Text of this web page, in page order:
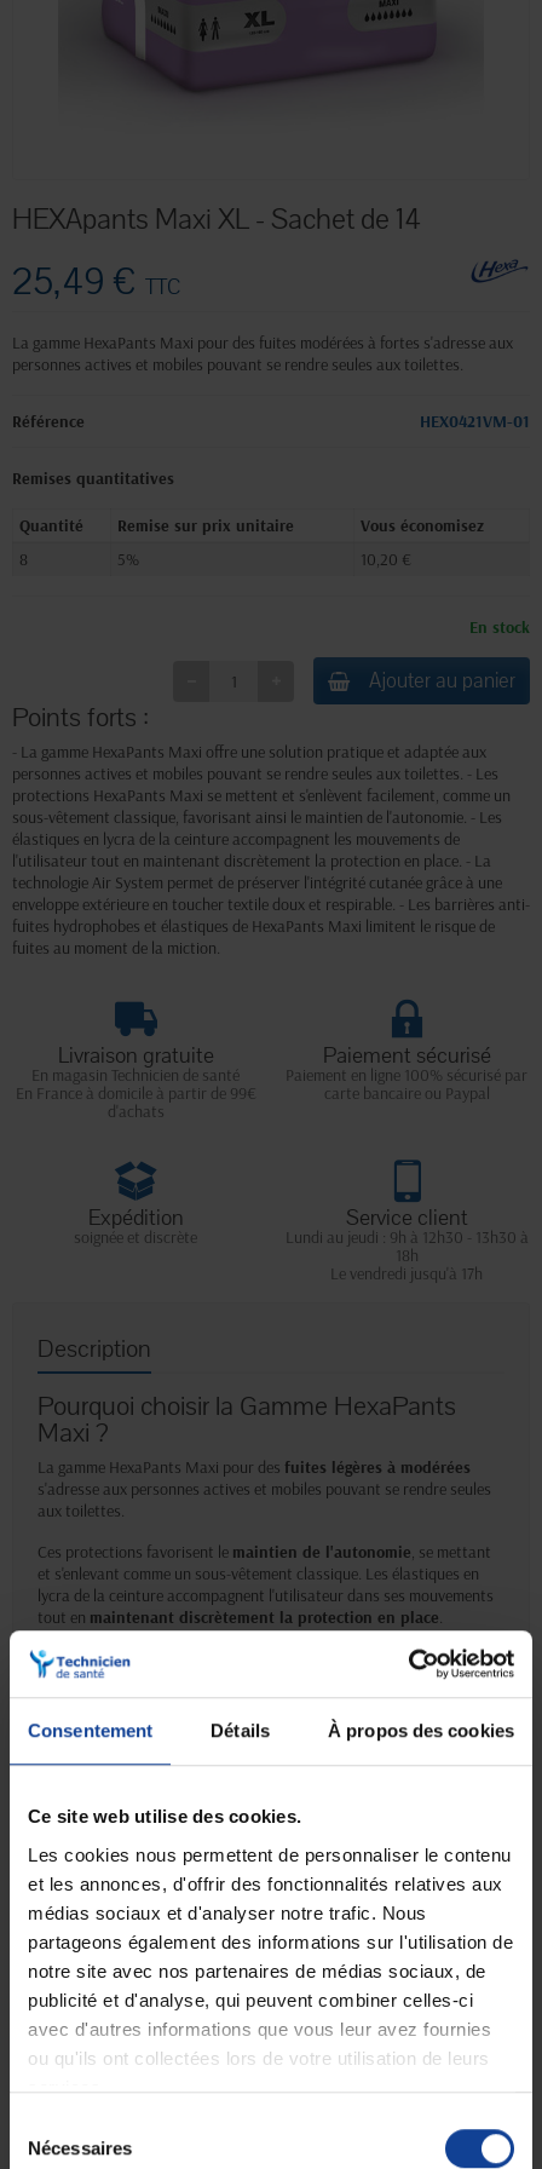
Consentement Détails À propos des cookies
Ce site web utilise des cookies.
Les cookies nous permettent de personnaliser le contenu
et les annonces, d'offrir des fonctionnalités relatives aux
médias sociaux et d'analyser notre trafic. Nous
partageons également des informations sur l'utilisation de
notre site avec nos partenaires de médias sociaux, de
publicité et d'analyse, qui peuvent combiner celles-ci
avec d'autres informations que vous leur avez fournies
ou qu'ils ont collectées lors de votre utilisation de leurs
services.
Nécessaires
HEXApants Maxi XL - Sachet de 14
25,49 € TTC
La gamme HexaPants Maxi pour des fuites modérées à fortes s'adresse aux
personnes actives et mobiles pouvant se rendre seules aux toilettes.
Référence HEX0421VM-01
Remises quantitatives
Quantité Remise sur prix unitaire
Vous économisez
8
5% 10,20 €
En stock
Ajouter au panier
Points forts :
- La gamme HexaPants Maxi offre une solution pratique et adaptée aux
personnes actives et mobiles pouvant se rendre seules aux toilettes. - Les
protections HexaPants Maxi se mettent et s'enlèvent facilement, comme un
sous-vêtement classique, favorisant ainsi le maintien de l'autonomie. - Les
élastiques en lycra de la ceinture accompagnent les mouvements de
l'utilisateur tout en maintenant discrètement la protection en place. - La
technologie Air System permet de préserver l'intégrité cutanée grâce à une
enveloppe extérieure en toucher textile doux et respirable. - Les barrières anti-
fuites hydrophobes et élastiques de HexaPants Maxi limitent le risque de
fuites au moment de la miction.
Livraison gratuite
En magasin Technicien de santé
En France à domicile à partir de 99€
d'achats
Paiement sécurisé
Paiement en ligne 100% sécurisé par
carte bancaire ou Paypal
Expédition
soignée et discrète
Service client
Lundi au jeudi : 9h à 12h30 - 13h30 à
18h
Le vendredi jusqu'à 17h
Description
Pourquoi choisir la Gamme HexaPants
Maxi ?
La gamme HexaPants Maxi pour des fuites légères à modérées
s'adresse aux personnes actives et mobiles pouvant se rendre seules
aux toilettes.
Ces protections favorisent le maintien de l'autonomie, se mettant
et s'enlevant comme un sous-vêtement classique. Les élastiques en
lycra de la ceinture accompagnent l'utilisateur dans ses mouvements
tout en maintenant discrètement la protection en place.
Le conseil des Techniciens de Santé
: Déchirer les soudures
latérales de la ceinture pour retirer de manière simple et hygiénique la
protection.
De nombreux avantages pour un confort
optimal
Plus de bien-être: La technologie Air System permet de préserver
l'intégrité cutanée grâce à une enveloppe extérieure en toucher textile
très doux et respirable.
Plus de discrétion : L'élasticité de la protection garantit un maintien
parfait pour rester invisible sous les vêtements.
Plus de sécurité: Les barrières anti-fuites hydrophobes et élastiques
limitent le risque de fuites au moment de la miction.
: Le témoin d'humidité qui change de couleur au
contact de l'urine permet de contrôler avec discrétion la saturation du
produit et limiter les changes systématiques.
liquides.